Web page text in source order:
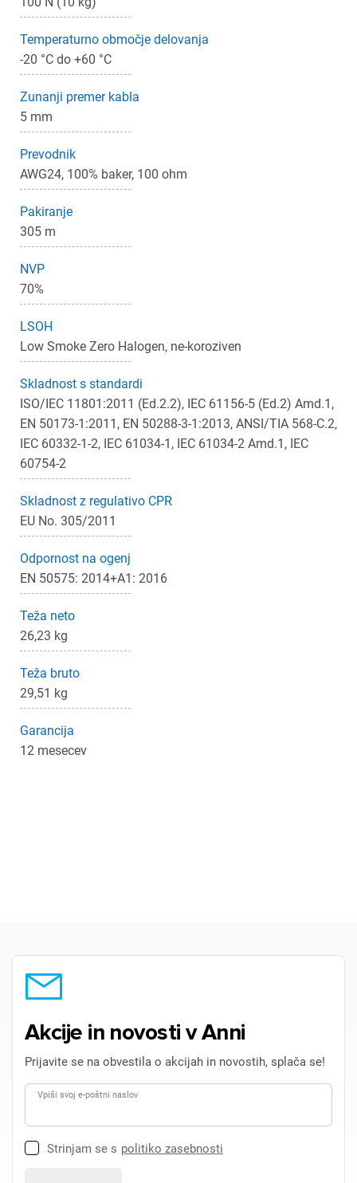
Temperaturno območje delovanja
-20 °C do +60 °C
Zunanji premer kabla
5 mm
Prevodnik
AWG24, 100% baker, 100 ohm
Pakiranje
305 m
NVP
70%
LSOH
Low Smoke Zero Halogen, ne-koroziven
Skladnost s standardi
ISO/IEC 11801:2011 (Ed.2.2), IEC 61156-5 (Ed.2) Amd.1,
EN 50173-1:2011, EN 50288-3-1:2013, ANSI/TIA 568-C.2,
IEC 60332-1-2, IEC 61034-1, IEC 61034-2 Amd.1, IEC
60754-2
Skladnost z regulativo CPR
EU No. 305/2011
Odpornost na ogenj
EN 50575: 2014+A1: 2016
Teža neto
26,23 kg
Teža bruto
29,51 kg
Garancija
12 mesecev
Akcije in novosti v Anni
Prijavite se na obvestila o akcijah in novostih, splača se!
Vpiši svoj e-poštni naslov
Strinjam se s politiko zasebnosti
Prijava
Za dodajanje na seznam želja morate biti prijavljeni.
Prekliči